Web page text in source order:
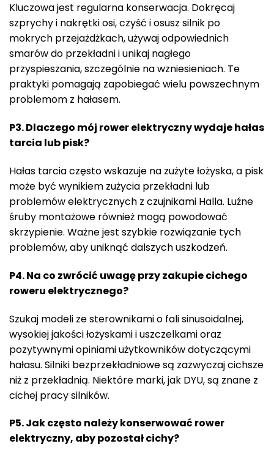
Kluczowa jest regularna konserwacja. Dokręcaj
szprychy i nakrętki osi, czyść i osusz silnik po
mokrych przejażdżkach, używaj odpowiednich
smarów do przekładni i unikaj nagłego
przyspieszania, szczególnie na wzniesieniach. Te
praktyki pomagają zapobiegać wielu powszechnym
problemom z hałasem.
P3. Dlaczego mój rower elektryczny wydaje hałas
tarcia lub pisk?
Hałas tarcia często wskazuje na zużyte łożyska, a pisk
może być wynikiem zużycia przekładni lub
problemów elektrycznych z czujnikami Halla. Luźne
śruby montażowe również mogą powodować
skrzypienie. Ważne jest szybkie rozwiązanie tych
problemów, aby uniknąć dalszych uszkodzeń.
P4. Na co zwrócić uwagę przy zakupie cichego
roweru elektrycznego?
Szukaj modeli ze sterownikami o fali sinusoidalnej,
wysokiej jakości łożyskami i uszczelkami oraz
pozytywnymi opiniami użytkowników dotyczącymi
hałasu. Silniki bezprzekładniowe są zazwyczaj cichsze
niż z przekładnią. Niektóre marki, jak DYU, są znane z
cichej pracy silników.
P5. Jak często należy konserwować rower
elektryczny, aby pozostał cichy?